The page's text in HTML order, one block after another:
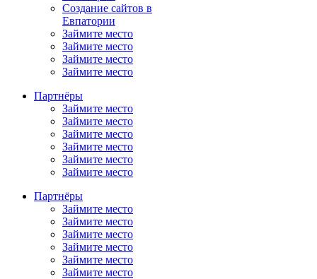
Создание сайтов в
Евпатории
Займите место
Займите место
Займите место
Займите место
Партнёры
Займите место
Займите место
Займите место
Займите место
Займите место
Займите место
Партнёры
Займите место
Займите место
Займите место
Займите место
Займите место
Займите место